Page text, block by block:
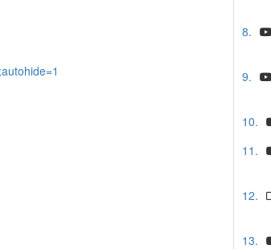
8.
9.
10.
11.
12.
13.